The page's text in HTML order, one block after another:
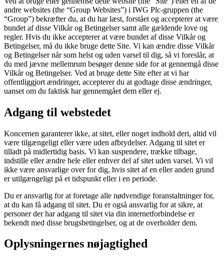
andre websites (the “Group Websites”) i IWG Plc‑gruppen (the
“Group”) bekræfter du, at du har læst, forstået og accepterer at være
bundet af disse Vilkår og Betingelser samt alle gældende love og
regler. Hvis du ikke accepterer at være bundet af disse Vilkår og
Betingelser, må du ikke bruge dette Site. Vi kan ændre disse Vilkår
og Betingelser når som helst og uden varsel til dig, så vi foreslår, at
du med jævne mellemrum besøger denne side for at gennemgå disse
Vilkår og Betingelser. Ved at bruge dette Site efter at vi har
offentliggjort ændringer, accepterer du at godtage disse ændringer,
uanset om du faktisk har gennemgået dem eller ej.
Adgang til webstedet
Koncernen garanterer ikke, at sitet, eller noget indhold deri, altid vil
være tilgængeligt eller være uden afbrydelser. Adgang til sitet er
tilladt på midlertidig basis. Vi kan suspendere, trække tilbage,
indstille eller ændre hele eller enhver del af sitet uden varsel. Vi vil
ikke være ansvarlige over for dig, hvis sitet af en eller anden grund
er utilgængeligt på et tidspunkt eller i en periode.
Du er ansvarlig for at foretage alle nødvendige foranstaltninger for,
at du kan få adgang til sitet. Du er også ansvarlig for at sikre, at
personer der har adgang til sitet via din internetforbindelse er
bekendt med disse brugsbetingelser, og at de overholder dem.
Oplysningernes nøjagtighed